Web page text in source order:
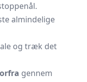
almindelige
og træk det
gennem